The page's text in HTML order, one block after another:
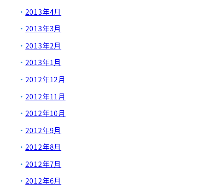
2013年4月
2013年3月
2013年2月
2013年1月
2012年12月
2012年11月
2012年10月
2012年9月
2012年8月
2012年7月
2012年6月